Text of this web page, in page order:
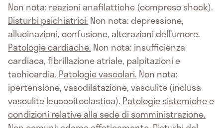
Non nota: reazioni anafilattiche (compreso shock).
Disturbi psichiatrici. Non nota: depressione,
allucinazioni, confusione, alterazioni dell’umore.
Patologie cardiache. Non nota: insufficienza
cardiaca, fibrillazione atriale, palpitazioni e
tachicardia. Patologie vascolari. Non nota:
ipertensione, vasodilatazione, vasculite (inclusa
vasculite leucocitoclastica). Patologie sistemiche e
condizioni relative alla sede di somministrazione.